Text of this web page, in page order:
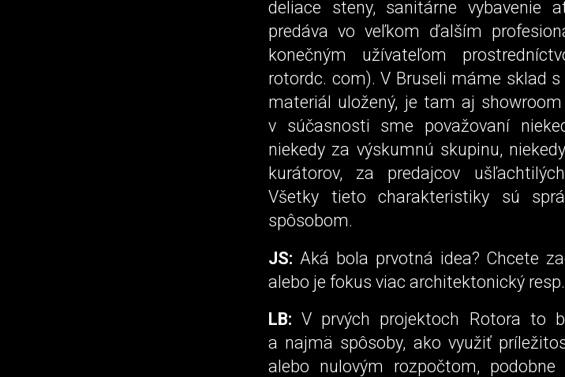
deliace steny, sanitárne
predáva vo veľkom ďalším
konečným užívateľom
rotordc. com). V Bruseli máme sklad
materiál uložený, je tam aj
v súčasnosti sme považovaní
niekedy za výskumnú skupinu,
kurátorov, za predajcov
Všetky tieto charakteristiky sú
spôsobom.
JS: Aká bola prvotná idea? Chcete
alebo je fokus viac architektonický
LB: V prvých projektoch Rotora to
a najmä spôsoby, ako využiť
alebo nulovým rozpočtom,